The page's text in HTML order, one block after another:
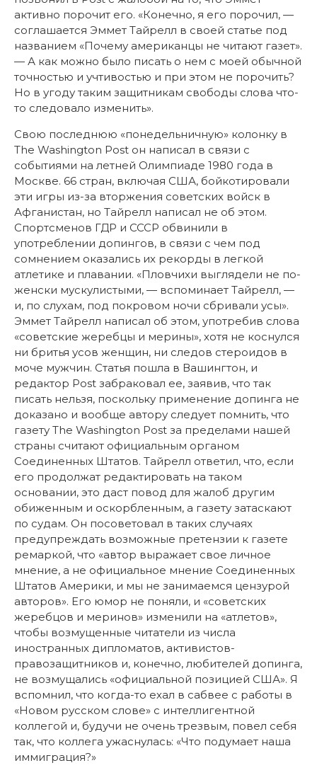
активно порочит его. «Конечно, я его порочил, —
соглашается Эммет Тайрелл в своей статье под
названием «Почему американцы не читают газет».
— А как можно было писать о нем с моей обычной
точностью и учтивостью и при этом не порочить?
Но в угоду таким защитникам свободы слова что-
то следовало изменить».
Свою последнюю «понедельничную» колонку в
The Washington Post он написал в связи с
событиями на летней Олимпиаде 1980 года в
Москве. 66 стран, включая США, бойкотировали
эти игры из-за вторжения советских войск в
Афганистан, но Тайрелл написал не об этом.
Спортсменов ГДР и СССР обвинили в
употреблении допингов, в связи с чем под
сомнением оказались их рекорды в легкой
атлетике и плавании. «Пловчихи выглядели не по-
женски мускулистыми, — вспоминает Тайрелл, —
и, по слухам, под покровом ночи сбривали усы».
Эммет Тайрелл написал об этом, употребив слова
«советские жеребцы и мерины», хотя не коснулся
ни бритья усов женщин, ни следов стероидов в
моче мужчин. Статья пошла в Вашингтон, и
редактор Post забраковал ее, заявив, что так
писать нельзя, поскольку применение допинга не
доказано и вообще автору следует помнить, что
газету The Washington Post за пределами нашей
страны считают официальным органом
Соединенных Штатов. Тайрелл ответил, что, если
его продолжат редактировать на таком
основании, это даст повод для жалоб другим
обиженным и оскорбленным, а газету затаскают
по судам. Он посоветовал в таких случаях
предупреждать возможные претензии к газете
ремаркой, что «автор выражает свое личное
мнение, а не официальное мнение Соединенных
Штатов Америки, и мы не занимаемся цензурой
авторов». Его юмор не поняли, и «советских
жеребцов и меринов» изменили на «атлетов»,
чтобы возмущенные читатели из числа
иностранных дипломатов, активистов-
правозащитников и, конечно, любителей допинга,
не возмущались «официальной позицией США». Я
вспомнил, что когда-то ехал в сабвее с работы в
«Новом русском слове» с интеллигентной
коллегой и, будучи не очень трезвым, повел себя
так, что коллега ужаснулась: «Что подумает наша
иммиграция?»